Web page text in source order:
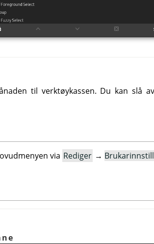
til verktøykassen. Du kan slå
via Rediger →